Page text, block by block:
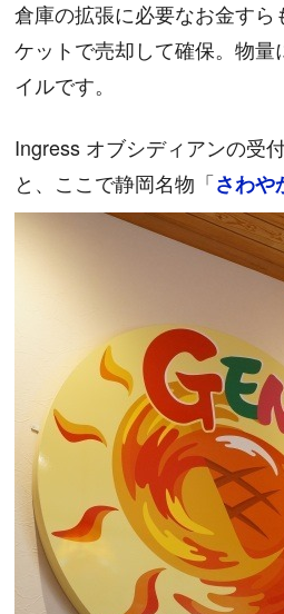
倉庫の拡張に必要なお金す
ケットで売却して確保。物量
イルです。
Ingress オブシディアンの受
と、ここで静岡名物「さわや